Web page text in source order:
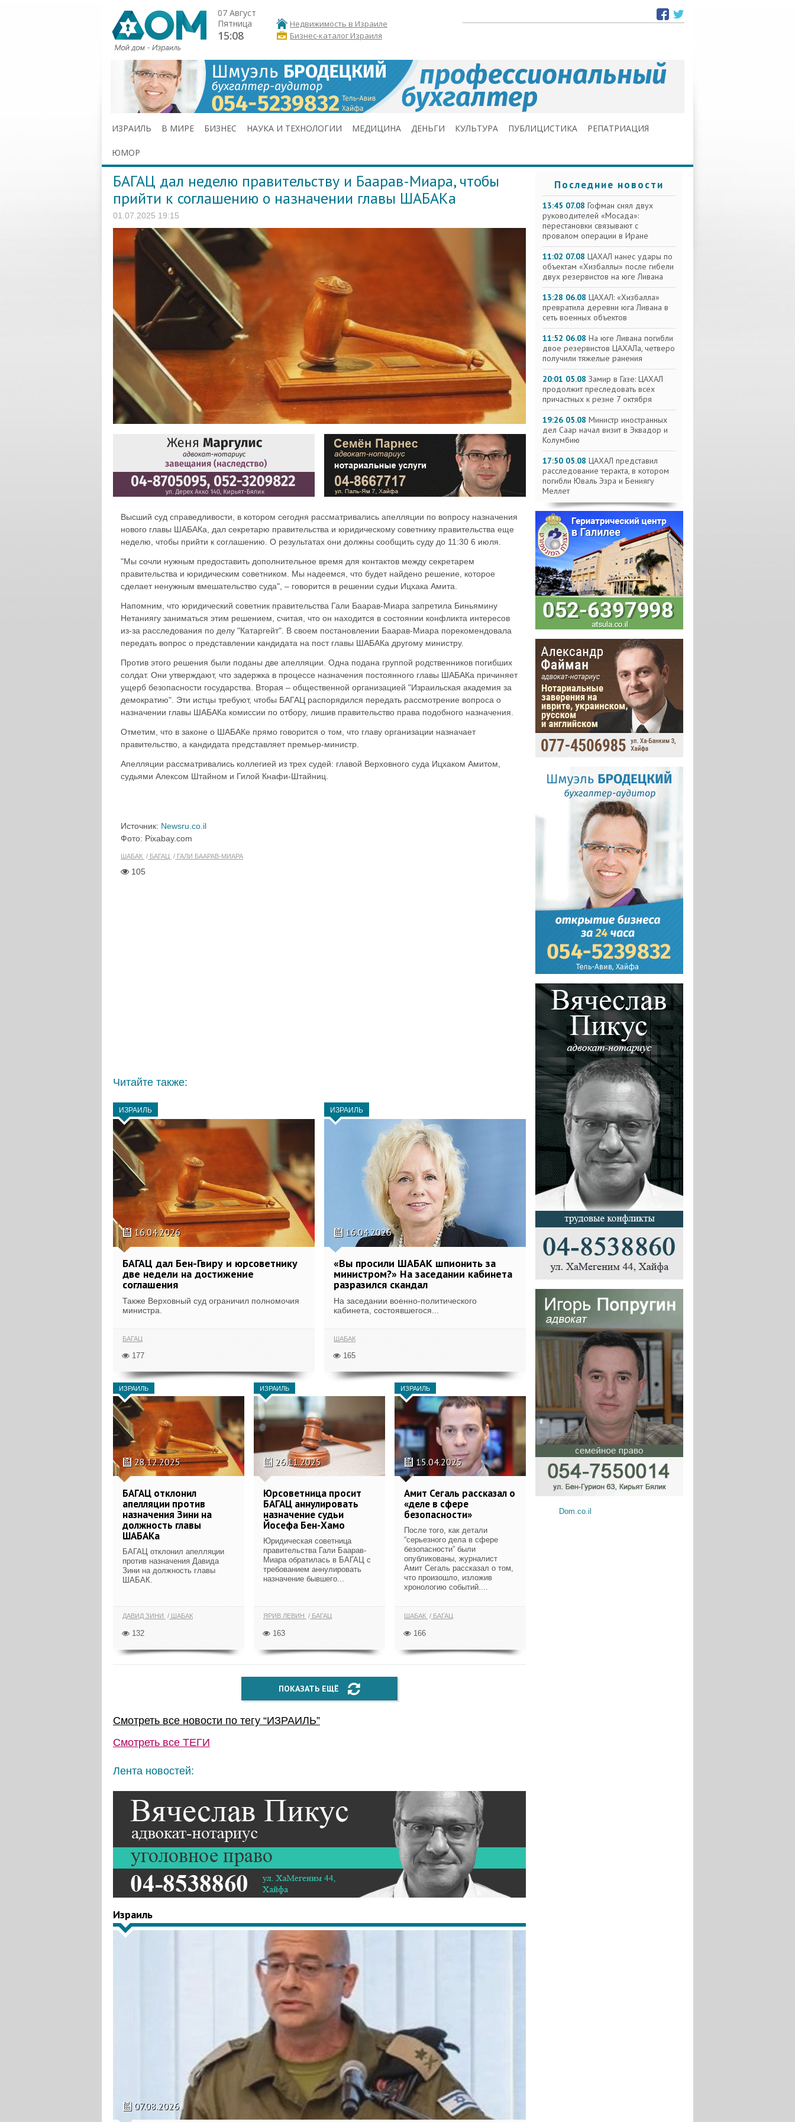
07 Август
Пятница
15:08
Недвижимость в Израиле
Бизнес-каталог Израиля
ИЗРАИЛЬ В МИРЕ БИЗНЕС НАУКА И ТЕХНОЛОГИИ МЕДИЦИНА ДЕНЬГИ КУЛЬТУРА ПУБЛИЦИСТИКА РЕПАТРИАЦИЯ
ЮМОР
БАГАЦ дал неделю правительству и Баарав-Миара, чтобы
прийти к соглашению о назначении главы ШАБАКа
01.07.2025 19:15
Высший суд справедливости, в котором сегодня рассматривались апелляции по вопросу назначения
нового главы ШАБАКа, дал секретарю правительства и юридическому советнику правительства еще
неделю, чтобы прийти к соглашению. О результатах они должны сообщить суду до 11:30 6 июля.
"Мы сочли нужным предоставить дополнительное время для контактов между секретарем
правительства и юридическим советником. Мы надеемся, что будет найдено решение, которое
сделает ненужным вмешательство суда", – говорится в решении судьи Ицхака Амита.
Напомним, что юридический советник правительства Гали Баарав-Миара запретила Биньямину
Нетаниягу заниматься этим решением, считая, что он находится в состоянии конфликта интересов
из-за расследования по делу "Катаргейт". В своем постановлении Баарав-Миара порекомендовала
передать вопрос о представлении кандидата на пост главы ШАБАКа другому министру.
Против этого решения были поданы две апелляции. Одна подана группой родственников погибших
солдат. Они утверждают, что задержка в процессе назначения постоянного главы ШАБАКа причиняет
ущерб безопасности государства. Вторая – общественной организацией "Израильская академия за
демократию". Эти истцы требуют, чтобы БАГАЦ распорядился передать рассмотрение вопроса о
назначении главы ШАБАКа комиссии по отбору, лишив правительство права подобного назначения.
Отметим, что в законе о ШАБАКе прямо говорится о том, что главу организации назначает
правительство, а кандидата представляет премьер-министр.
Апелляции рассматривались коллегией из трех судей: главой Верховного суда Ицхаком Амитом,
судьями Алексом Штайном и Гилой Кнафи-Штайниц.
Источник: Newsru.co.il
Фото: Pixabay.com
ШАБАК БАГАЦ ГАЛИ БААРАВ-МИАРА
105
Читайте также:
ИЗРАИЛЬ
16.04.2026
БАГАЦ дал Бен-Гвиру и юрсоветнику
две недели на достижение
соглашения
Также Верховный суд ограничил полномочия
министра.
БАГАЦ
177
ИЗРАИЛЬ
16.04.2026
«Вы просили ШАБАК шпионить за
министром?» На заседании кабинета
разразился скандал
На заседании военно-политического
кабинета, состоявшегося...
ШАБАК
165
ИЗРАИЛЬ
28.12.2025
БАГАЦ отклонил
апелляции против
назначения Зини на
должность главы
ШАБАКа
БАГАЦ отклонил апелляции
против назначения Давида
Зини на должность главы
ШАБАК.
ДАВИД ЗИНИ ШАБАК
132
ИЗРАИЛЬ
26.11.2025
Юрсоветница просит
БАГАЦ аннулировать
назначение судьи
Йосефа Бен-Хамо
Юридическая советница
правительства Гали Баарав-
Миара обратилась в БАГАЦ с
требованием аннулировать
назначение бывшего...
ЯРИВ ЛЕВИН БАГАЦ
163
ИЗРАИЛЬ
15.04.2025
Амит Сегаль рассказал о
«деле в сфере
безопасности»
После того, как детали
“серьезного дела в сфере
безопасности” были
опубликованы, журналист
Амит Сегаль рассказал о том,
что произошло, изложив
хронологию событий....
ШАБАК БАГАЦ
166
ПОКАЗАТЬ ЕЩЁ
Смотреть все новости по тегу “ИЗРАИЛЬ”
Смотреть все ТЕГИ
Лента новостей:
Израиль
07.08.2026
Последние новости
13:45 07.08 Гофман снял двух
руководителей «Мосада»:
перестановки связывают с
провалом операции в Иране
11:02 07.08 ЦАХАЛ нанес удары по
объектам «Хизбаллы» после гибели
двух резервистов на юге Ливана
13:28 06.08 ЦАХАЛ: «Хизбалла»
превратила деревни юга Ливана в
сеть военных объектов
11:52 06.08 На юге Ливана погибли
двое резервистов ЦАХАЛа, четверо
получили тяжелые ранения
20:01 05.08 Замир в Газе: ЦАХАЛ
продолжит преследовать всех
причастных к резне 7 октября
19:26 05.08 Министр иностранных
дел Саар начал визит в Эквадор и
Колумбию
17:50 05.08 ЦАХАЛ представил
расследование теракта, в котором
погибли Юваль Эзра и Бениягу
Меллет
Dom.co.il